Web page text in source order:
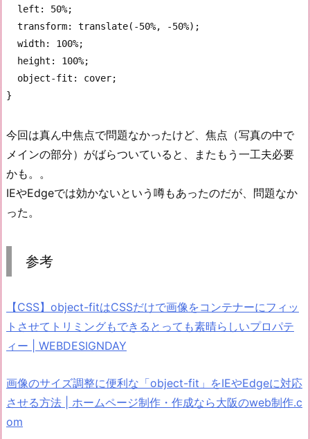
}
今回は真ん中焦点で問題なかったけど、焦点（写真の中で
メインの部分）がばらついていると、またもう一工夫必要
かも。。
IEやEdgeでは効かないという噂もあったのだが、問題なか
った。
参考
【CSS】object-fitはCSSだけで画像をコンテナーにフィッ
トさせてトリミングもできるとっても素晴らしいプロパテ
ィー | WEBDESIGNDAY
画像のサイズ調整に便利な「object-fit」をIEやEdgeに対応
させる方法 | ホームページ制作・作成なら大阪のweb制作.c
om